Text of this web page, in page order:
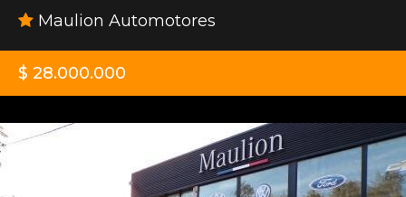
Maulion Automotores
$ 28.000.000